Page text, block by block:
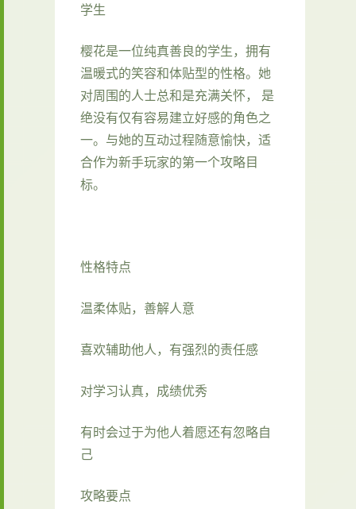
学生
樱花是一位纯真善良的学生，拥有
温暖式的笑容和体贴型的性格。她
对周围的人士总和是充满关怀， 是
绝没有仅有容易建立好感的角色之
一。与她的互动过程随意愉快，适
合作为新手玩家的第一个攻略目
标。
性格特点
温柔体贴，善解人意
喜欢辅助他人，有强烈的责任感
对学习认真，成绩优秀
有时会过于为他人着愿还有忽略自
己
攻略要点